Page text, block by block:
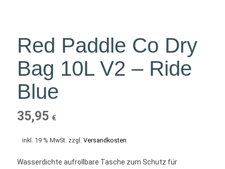
Red Paddle Co Dry
Bag 10L V2 – Ride
Blue
35,95 €
inkl. 19 % MwSt. zzgl. Versandkosten
Wasserdichte aufrollbare Tasche zum Schutz für